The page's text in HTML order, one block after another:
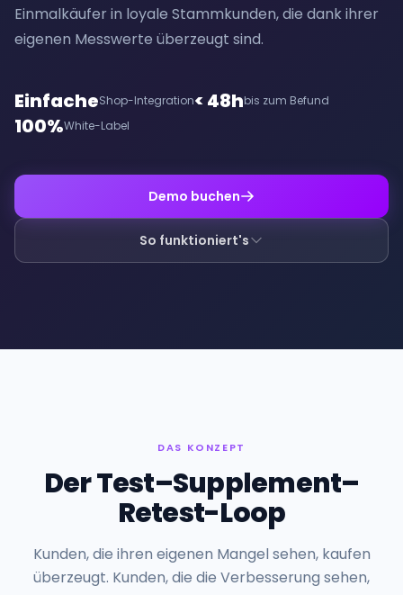
Einmalkäufer in loyale Stammkunden, die dank ihrer
eigenen Messwerte überzeugt sind.
EinfacheShop-Integration< 48hbis zum Befund
100%White-Label
Demo buchen
So funktioniert's
DAS KONZEPT
Der Test–Supplement–
Retest-Loop
Kunden, die ihren eigenen Mangel sehen, kaufen
überzeugt. Kunden, die die Verbesserung sehen,